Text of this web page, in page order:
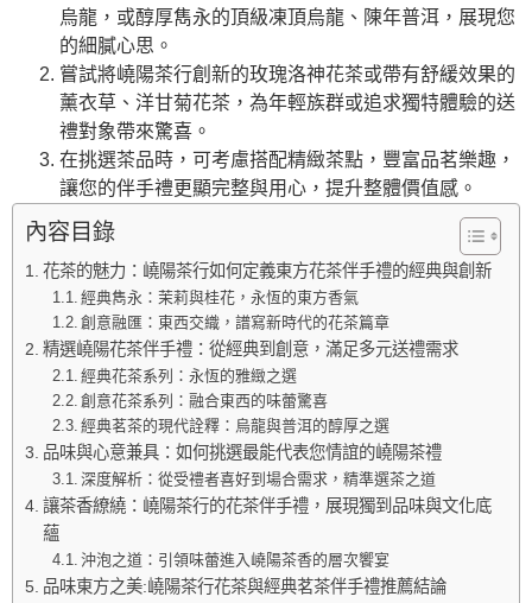
烏龍，或醇厚雋永的頂級凍頂烏龍、陳年普洱，展現您
的細膩心思。
嘗試將嶢陽茶行創新的玫瑰洛神花茶或帶有舒緩效果的
薰衣草、洋甘菊花茶，為年輕族群或追求獨特體驗的送
禮對象帶來驚喜。
在挑選茶品時，可考慮搭配精緻茶點，豐富品茗樂趣，
讓您的伴手禮更顯完整與用心，提升整體價值感。
內容目錄
花茶的魅力：嶢陽茶行如何定義東方花茶伴手禮的經典與創新
經典雋永：茉莉與桂花，永恆的東方香氣
創意融匯：東西交織，譜寫新時代的花茶篇章
精選嶢陽花茶伴手禮：從經典到創意，滿足多元送禮需求
經典花茶系列：永恆的雅緻之選
創意花茶系列：融合東西的味蕾驚喜
經典茗茶的現代詮釋：烏龍與普洱的醇厚之選
品味與心意兼具：如何挑選最能代表您情誼的嶢陽茶禮
深度解析：從受禮者喜好到場合需求，精準選茶之道
讓茶香繚繞：嶢陽茶行的花茶伴手禮，展現獨到品味與文化底
蘊
沖泡之道：引領味蕾進入嶢陽茶香的層次饗宴
品味東方之美:嶢陽茶行花茶與經典茗茶伴手禮推薦結論